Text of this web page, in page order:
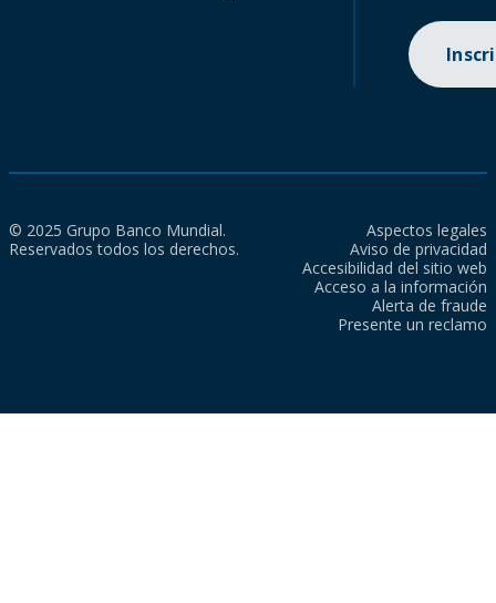
© 2025 Grupo Banco Mundial.
Reservados todos los derechos.
Aspectos legales
Aviso de privacidad
Accesibilidad del sitio web
Acceso a la información
Alerta de fraude
Presente un reclamo